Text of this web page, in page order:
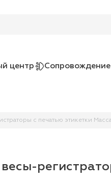
центр Сопровождение
с печатью этикетки